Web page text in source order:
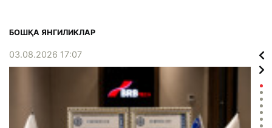
БОШҚА ЯНГИЛИКЛАР
03.08.2026 17:07